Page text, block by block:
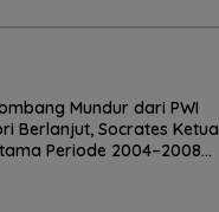
Mundur dari PWI
Berlanjut, Socrates Ketua
Periode 2004–2008